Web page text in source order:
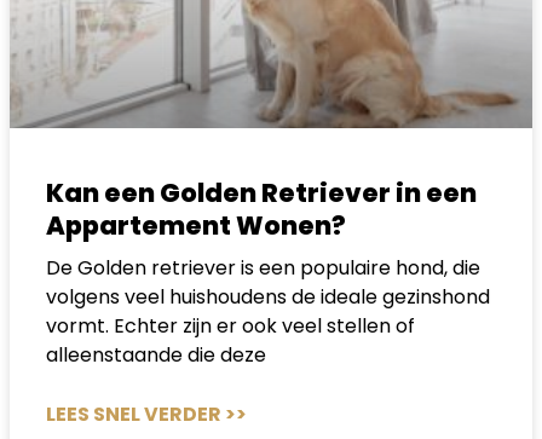
Kan een Golden Retriever in een
Appartement Wonen?
De Golden retriever is een populaire hond, die
volgens veel huishoudens de ideale gezinshond
vormt. Echter zijn er ook veel stellen of
alleenstaande die deze
LEES SNEL VERDER >>